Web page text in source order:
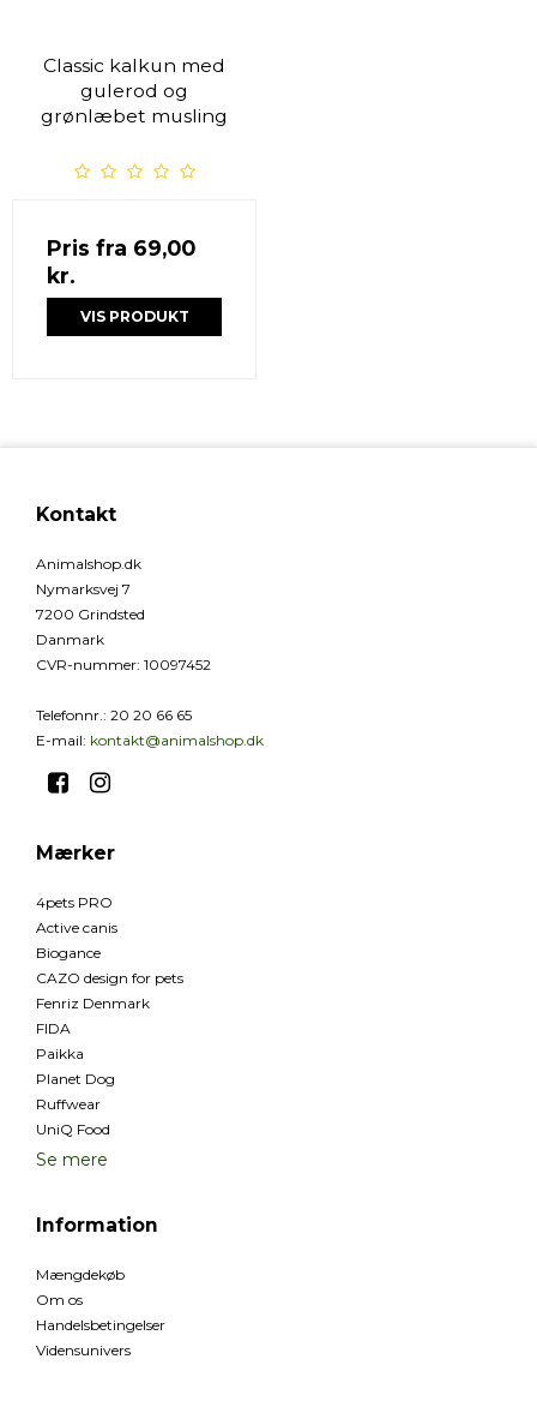
Classic kalkun med
gulerod og
grønlæbet musling
Pris fra 69,00
kr.
VIS PRODUKT
Kontakt
Animalshop.dk
Nymarksvej 7
7200 Grindsted
Danmark
CVR-nummer: 10097452
Telefonnr.: 20 20 66 65
E-mail: kontakt@animalshop.dk
Mærker
4pets PRO
Active canis
Biogance
CAZO design for pets
Fenriz Denmark
FIDA
Paikka
Planet Dog
Ruffwear
UniQ Food
Se mere
Information
Mængdekøb
Om os
Handelsbetingelser
Vidensunivers